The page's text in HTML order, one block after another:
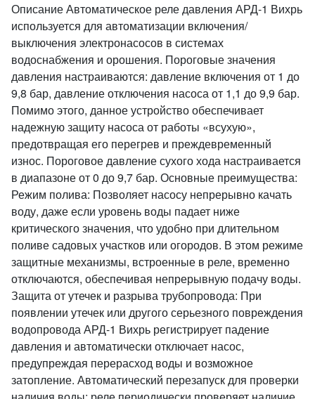
Описание Автоматическое реле давления АРД-1 Вихрь
используется для автоматизации включения/
выключения электронасосов в системах
водоснабжения и орошения. Пороговые значения
давления настраиваются: давление включения от 1 до
9,8 бар, давление отключения насоса от 1,1 до 9,9 бар.
Помимо этого, данное устройство обеспечивает
надежную защиту насоса от работы «всухую»,
предотвращая его перегрев и преждевременный
износ. Пороговое давление сухого хода настраивается
в диапазоне от 0 до 9,7 бар. Основные преимущества:
Режим полива: Позволяет насосу непрерывно качать
воду, даже если уровень воды падает ниже
критического значения, что удобно при длительном
поливе садовых участков или огородов. В этом режиме
защитные механизмы, встроенные в реле, временно
отключаются, обеспечивая непрерывную подачу воды.
Защита от утечек и разрыва трубопровода: При
появлении утечек или другого серьезного повреждения
водопровода АРД-1 Вихрь регистрирует падение
давления и автоматически отключает насос,
предупреждая перерасход воды и возможное
затопление. Автоматический перезапуск для проверки